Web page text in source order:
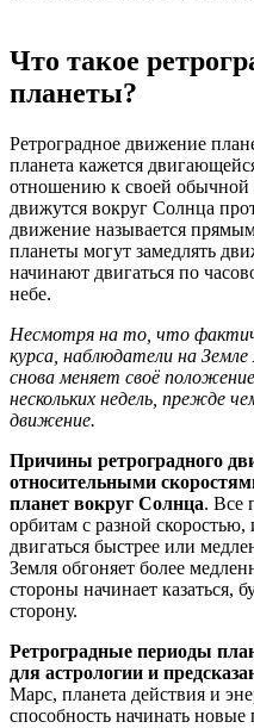
Что такое
планеты?
Ретроградное движение
планета кажется
отношению к своей
движутся вокруг Солнца
движение называется
планеты могут замедлять
начинают двигаться по
небе.
Несмотря на то, что
курса, наблюдатели на
снова меняет своё
нескольких недель, прежде
движение.
Причины ретроградного
относительными
планет вокруг Солнца. Все
орбитам с разной
двигаться быстрее или
Земля обгоняет более
стороны начинает казаться,
сторону.
Ретроградные периоды
для астрологии и
Марс, планета действия и
способность начинать новые